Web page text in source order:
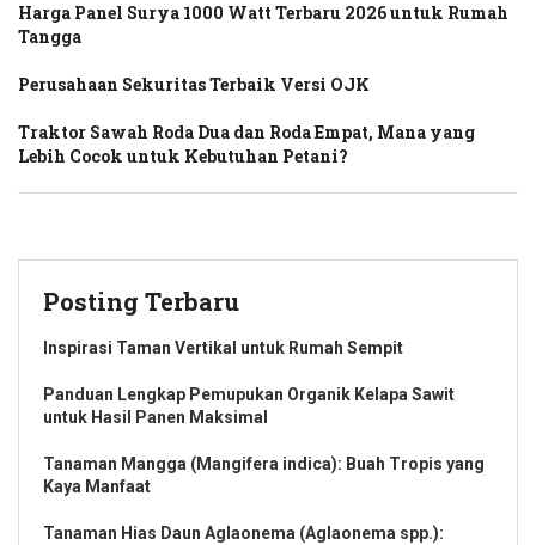
Harga Panel Surya 1000 Watt Terbaru 2026 untuk Rumah
Tangga
Perusahaan Sekuritas Terbaik Versi OJK
Traktor Sawah Roda Dua dan Roda Empat, Mana yang
Lebih Cocok untuk Kebutuhan Petani?
Posting Terbaru
Inspirasi Taman Vertikal untuk Rumah Sempit
Panduan Lengkap Pemupukan Organik Kelapa Sawit
untuk Hasil Panen Maksimal
Tanaman Mangga (Mangifera indica): Buah Tropis yang
Kaya Manfaat
Tanaman Hias Daun Aglaonema (Aglaonema spp.):